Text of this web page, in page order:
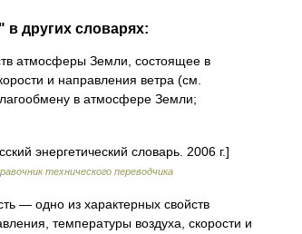
в других словарях:
атмосферы Земли, состоящее в
и направления ветра (см.
в атмосфере Земли;
энергетический словарь. 2006 г.]
технического переводчика
— одно из характерных свойств
температуры воздуха, скорости и